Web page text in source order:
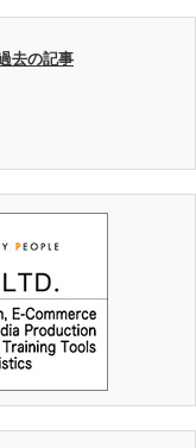
去の記事